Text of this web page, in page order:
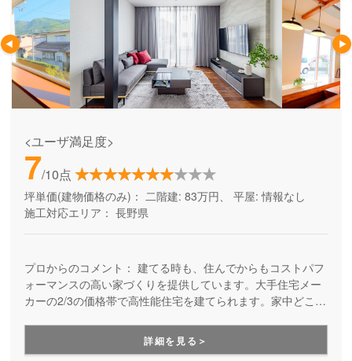
<ユーザ満足度>
7/10点
坪単価(建物価格のみ)： 二階建: 83万円、 平屋: 情報なし
施工対応エリア： 長野県
プロからのコメント： 建てる時も、住んでからもコストパフ
ォーマンスの高い家づくりを提供しています。大手住宅メー
カーの2/3の価格帯で高性能住宅を建てられます。家中どこで
みやすくておしゃれな家を、適正価格で建てて、ランニング
コストも抑えて暮らす人の家です。
詳細を見る＞